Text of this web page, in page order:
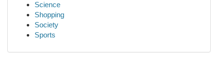
Science
Shopping
Society
Sports